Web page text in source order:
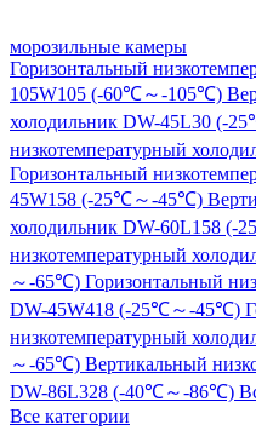
морозильные камеры
Горизонтальный
105W105 (-60℃～-105℃)
холодильник DW-45L30 (-
низкотемпературный
Горизонтальный
45W158 (-25℃～-45℃)
холодильник DW-60L158
низкотемпературный
～-65℃) Горизонтальный
DW-45W418 (-25℃～-45℃)
низкотемпературный
～-65℃) Вертикальный
DW-86L328 (-40℃～-86℃)
Все категории